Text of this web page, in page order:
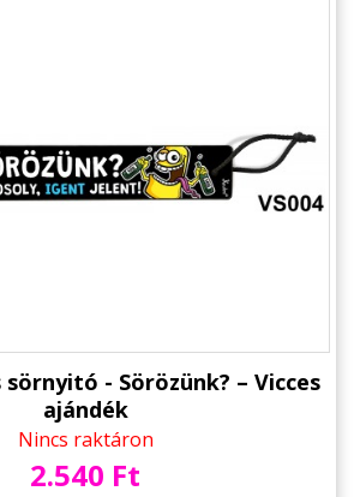
sörnyitó - Sörözünk? – Vicces
ajándék
Nincs raktáron
2.540 Ft